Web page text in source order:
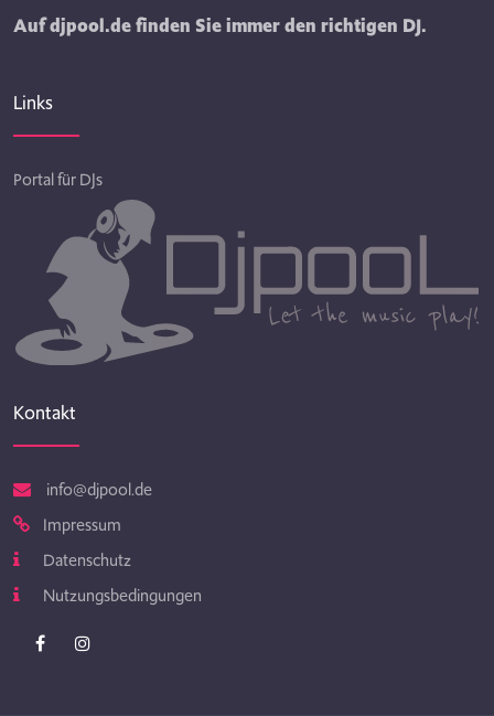
Auf djpool.de finden Sie immer den richtigen DJ.
Links
Portal für DJs
Kontakt
info@djpool.de
Impressum
Datenschutz
Nutzungsbedingungen